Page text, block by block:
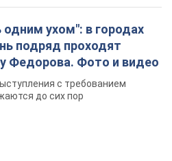
ухом": в городах
подряд проходят
Федорова. Фото и видео
с требованием
до сих пор